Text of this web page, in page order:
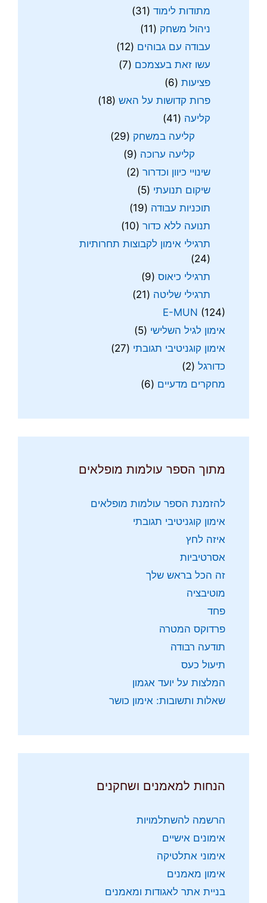
מתודות לימוד (31)
ניהול משחק (11)
עבודה עם גבוהים (12)
עשו זאת בעצמכם (7)
פציעות (6)
פרות קדושות על האש (18)
קליעה (41)
קליעה במשחק (29)
קליעה ערוכה (9)
שינויי כיוון וכדרור (2)
שיקום תנועתי (5)
תוכניות עבודה (19)
תנועה ללא כדור (10)
תרגילי אימון לקבוצות תחרותיות
(24)
תרגילי כיאוס (9)
תרגילי שליטה (21)
E-MUN (124)
אימון לגיל השלישי (5)
אימון קוגניטיבי תגובתי (27)
כדורגל (2)
מחקרים מדעיים (6)
מתוך הספר עולמות מופלאים
להזמנת הספר עולמות מופלאים
אימון קוגניטיבי תגובתי
איזה לחץ
אסרטיביות
זה הכל בראש שלך
מוטיבציה
פחד
פרדוקס המטרה
תודעה רבודה
תיעול כעס
המלצות על יועד אגמון
שאלות ותשובות: אימון כושר
הנחות למאמנים ושחקנים
הרשמה להשתלמויות
אימונים אישיים
אימוני אתלטיקה
אימון מאמנים
בניית אתר לאגודות ומאמנים